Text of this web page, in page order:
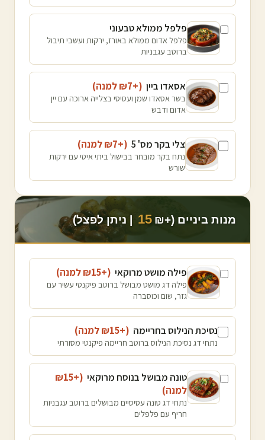
פלפל ממולא טבעוני
פלפל אדום ממולא באורז, ירקות ועשבי תיבול
ברוטב עגבניות
אסאדו ביין (+₪
7 למנה)
בשר אסאדו שמן ועסיסי בצלייה ארוכה עם יין
אדום ודבש
צלי בקר מס' 5 (+₪
7 למנה)
נתח בקר מובחר בבישול ביתי איטי עם ירקות
שורש
מנות ביניים (+₪ 15 | ניתן לפצל)
פילה מושט מרוקאי (+₪
15 למנה)
פילה דג מושט מבושל ברוטב פיקנטי עשיר עם
גזר, שום וכוסברה
נסיכת הנילוס בחריימה (+₪
15 למנה)
נתחי דג נסיכת הנילוס ברוטב חריימה פיקנטי מסורתי
טונה מבושל בנוסח מרוקאי (+₪
15
למנה)
נתחי דג טונה עסיסיים מבושלים ברוטב עגבניות
חריף עם פלפלים